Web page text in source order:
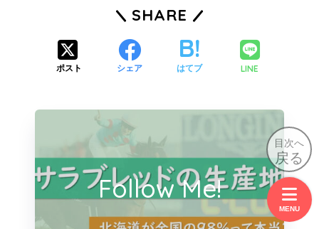
目次へ
戻る
SHARE
ポスト シェア はてブ LINE
Follow Me!
MENU